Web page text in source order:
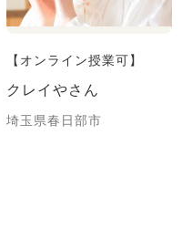
【オンライン授業可】
クレイやさん
埼玉県春日部市